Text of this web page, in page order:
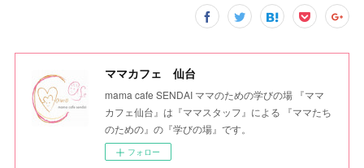
ママカフェ 仙台
mama cafe SENDAI ママのための学びの場 『ママ
カフェ仙台』は『ママスタッフ』による 『ママたち
のための』の『学びの場』です。
フォロー